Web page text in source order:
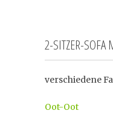
2-SITZER-SOFA
verschiedene
Oot-Oot